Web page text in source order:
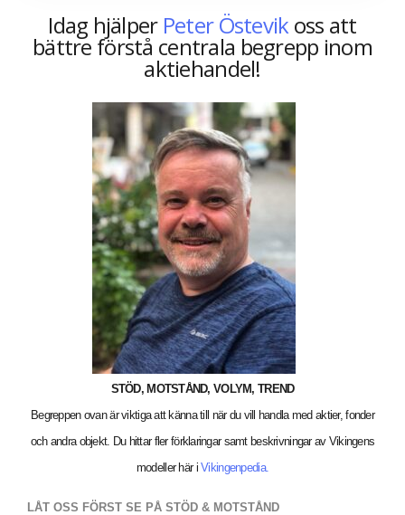
Idag hjälper Peter Östevikoss att
bättre förstå centrala begrepp inom
aktiehandel!
STÖD, MOTSTÅND, VOLYM, TREND
Begreppen ovan är viktiga att känna till när du vill handla med aktier, fonder
och andra objekt. Du hittar fler förklaringar samt beskrivningar av Vikingens
modeller här iVikingenpedia.
LÅT OSS FÖRST SE PÅ STÖD & MOTSTÅND